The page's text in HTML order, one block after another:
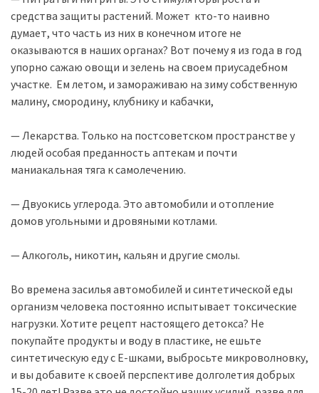
средства защиты растений. Может кто-то наивно
думает, что часть из них в конечном итоге не
оказываются в наших органах? Вот почему я из года в год
упорно сажаю овощи и зелень на своем приусадебном
участке. Ем летом, и замораживаю на зиму собственную
малину, смородину, клубнику и кабачки,
— Лекарства. Только на постсоветском пространстве у
людей особая преданность аптекам и почти
маниакальная тяга к самолечению.
— Двуокись углерода. Это автомобили и отопление
домов угольными и дровяными котлами.
— Алкоголь, никотин, кальян и другие смолы.
Во времена засилья автомобилей и синтетической еды
организм человека постоянно испытывает токсические
нагрузки. Хотите рецепт настоящего детокса? Не
покупайте продукты и воду в пластике, не ешьте
синтетическую еду с Е-шками, выбросьте микроволновку,
и вы добавите к своей перспективе долголетия добрых